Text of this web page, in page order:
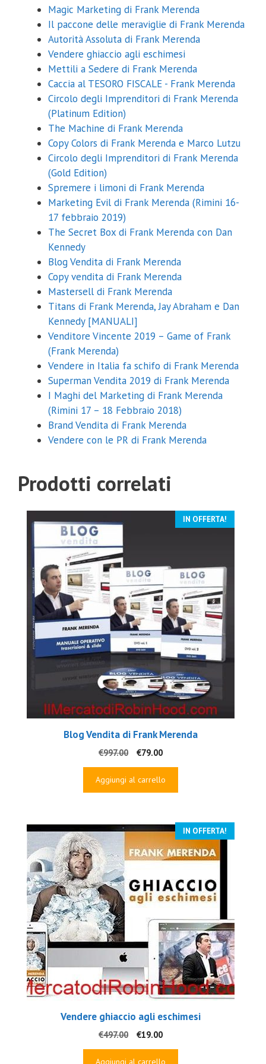
Magic Marketing di Frank Merenda
Il paccone delle meraviglie di Frank Merenda
Autorità Assoluta di Frank Merenda
Vendere ghiaccio agli eschimesi
Mettili a Sedere di Frank Merenda
Caccia al TESORO FISCALE - Frank Merenda
Circolo degli Imprenditori di Frank Merenda
(Platinum Edition)
The Machine di Frank Merenda
Copy Colors di Frank Merenda e Marco Lutzu
Circolo degli Imprenditori di Frank Merenda
(Gold Edition)
Spremere i limoni di Frank Merenda
Marketing Evil di Frank Merenda (Rimini 16-
17 febbraio 2019)
The Secret Box di Frank Merenda con Dan
Kennedy
Blog Vendita di Frank Merenda
Copy vendita di Frank Merenda
Mastersell di Frank Merenda
Titans di Frank Merenda, Jay Abraham e Dan
Kennedy [MANUALI]
Venditore Vincente 2019 – Game of Frank
(Frank Merenda)
Vendere in Italia fa schifo di Frank Merenda
Superman Vendita 2019 di Frank Merenda
I Maghi del Marketing di Frank Merenda
(Rimini 17 – 18 Febbraio 2018)
Brand Vendita di Frank Merenda
Vendere con le PR di Frank Merenda
Prodotti correlati
IN OFFERTA!
Blog Vendita di Frank Merenda
€997.00
Il
originale
€79.00Il
attuale
Aggiungi al carrello
IN OFFERTA!
Vendere ghiaccio agli eschimesi
€497.00
Il
originale
€19.00Il
attuale
Aggiungi al carrello